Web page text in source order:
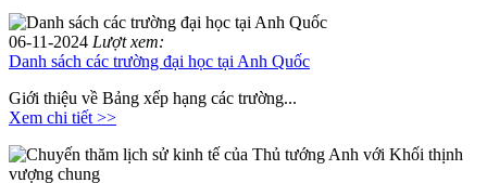
06-11-2024 Lượt xem:
Danh sách các trường đại học tại Anh Quốc
Giới thiệu về Bảng xếp hạng các trường...
Xem chi tiết >>